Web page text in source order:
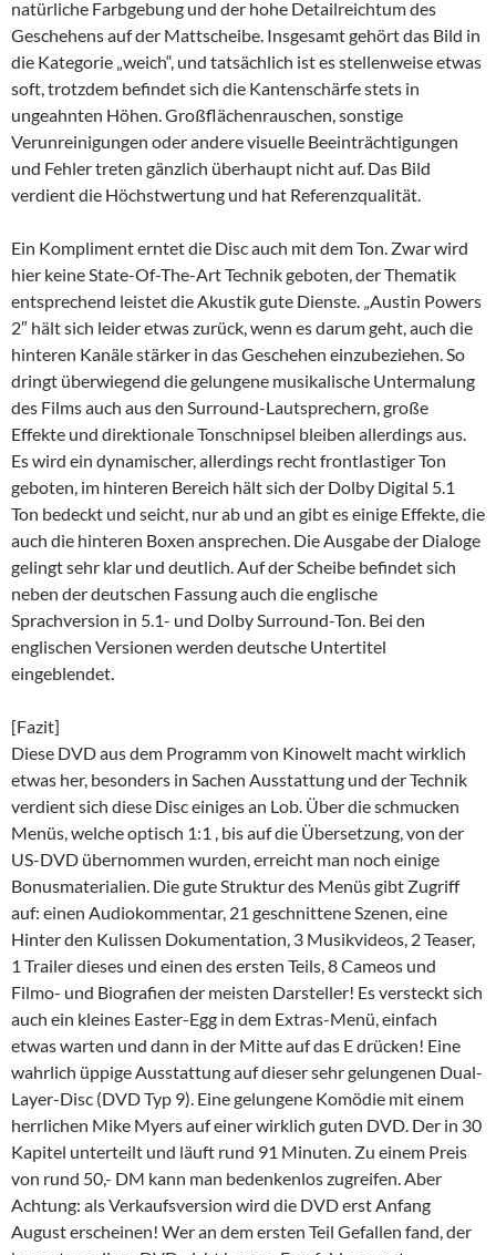
natürliche Farbgebung und der hohe Detailreichtum des
Geschehens auf der Mattscheibe. Insgesamt gehört das Bild in
die Kategorie „weich“, und tatsächlich ist es stellenweise etwas
soft, trotzdem befindet sich die Kantenschärfe stets in
ungeahnten Höhen. Großflächenrauschen, sonstige
Verunreinigungen oder andere visuelle Beeinträchtigungen
und Fehler treten gänzlich überhaupt nicht auf. Das Bild
verdient die Höchstwertung und hat Referenzqualität.
Ein Kompliment erntet die Disc auch mit dem Ton. Zwar wird
hier keine State-Of-The-Art Technik geboten, der Thematik
entsprechend leistet die Akustik gute Dienste. „Austin Powers
2″ hält sich leider etwas zurück, wenn es darum geht, auch die
hinteren Kanäle stärker in das Geschehen einzubeziehen. So
dringt überwiegend die gelungene musikalische Untermalung
des Films auch aus den Surround-Lautsprechern, große
Effekte und direktionale Tonschnipsel bleiben allerdings aus.
Es wird ein dynamischer, allerdings recht frontlastiger Ton
geboten, im hinteren Bereich hält sich der Dolby Digital 5.1
Ton bedeckt und seicht, nur ab und an gibt es einige Effekte, die
auch die hinteren Boxen ansprechen. Die Ausgabe der Dialoge
gelingt sehr klar und deutlich. Auf der Scheibe befindet sich
neben der deutschen Fassung auch die englische
Sprachversion in 5.1- und Dolby Surround-Ton. Bei den
englischen Versionen werden deutsche Untertitel
eingeblendet.
[Fazit]
Diese DVD aus dem Programm von Kinowelt macht wirklich
etwas her, besonders in Sachen Ausstattung und der Technik
verdient sich diese Disc einiges an Lob. Über die schmucken
Menüs, welche optisch 1:1 , bis auf die Übersetzung, von der
US-DVD übernommen wurden, erreicht man noch einige
Bonusmaterialien. Die gute Struktur des Menüs gibt Zugriff
auf: einen Audiokommentar, 21 geschnittene Szenen, eine
Hinter den Kulissen Dokumentation, 3 Musikvideos, 2 Teaser,
1 Trailer dieses und einen des ersten Teils, 8 Cameos und
Filmo- und Biografien der meisten Darsteller! Es versteckt sich
auch ein kleines Easter-Egg in dem Extras-Menü, einfach
etwas warten und dann in der Mitte auf das E drücken! Eine
wahrlich üppige Ausstattung auf dieser sehr gelungenen Dual-
Layer-Disc (DVD Typ 9). Eine gelungene Komödie mit einem
herrlichen Mike Myers auf einer wirklich guten DVD. Der in 30
Kapitel unterteilt und läuft rund 91 Minuten. Zu einem Preis
von rund 50,- DM kann man bedenkenlos zugreifen. Aber
Achtung: als Verkaufsversion wird die DVD erst Anfang
August erscheinen! Wer an dem ersten Teil Gefallen fand, der